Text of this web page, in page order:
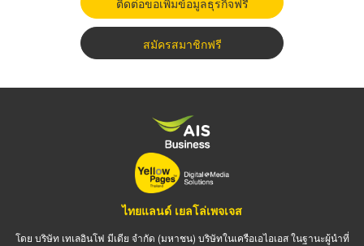
ติดต่อขอเพิ่มข้อมูลธุรกิจฟรี
สมัครสมาชิกฟรี
ไทยแลนด์ เยลโล่เพจเจส
โดย บริษัท เทเลอินโฟ มีเดีย จำกัด (มหาชน) บริษัทในเครือเอไอเอส ในฐานะผู้นำที่